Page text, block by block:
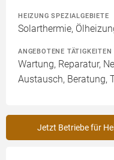
HEIZUNG SPEZIALGEBIETE
Solarthermie,
ANGEBOTENE TÄTIGKEITEN
Wartung, Reparatur,
Austausch, Beratung,
Jetzt Betriebe für